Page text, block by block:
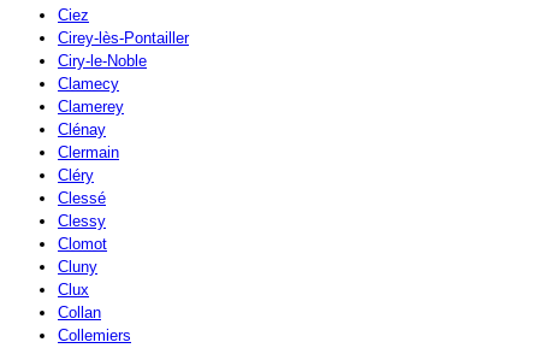
Ciez
Cirey-lès-Pontailler
Ciry-le-Noble
Clamecy
Clamerey
Clénay
Clermain
Cléry
Clessé
Clessy
Clomot
Cluny
Clux
Collan
Collemiers